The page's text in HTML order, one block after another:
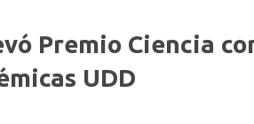
Premio Ciencia
UDD